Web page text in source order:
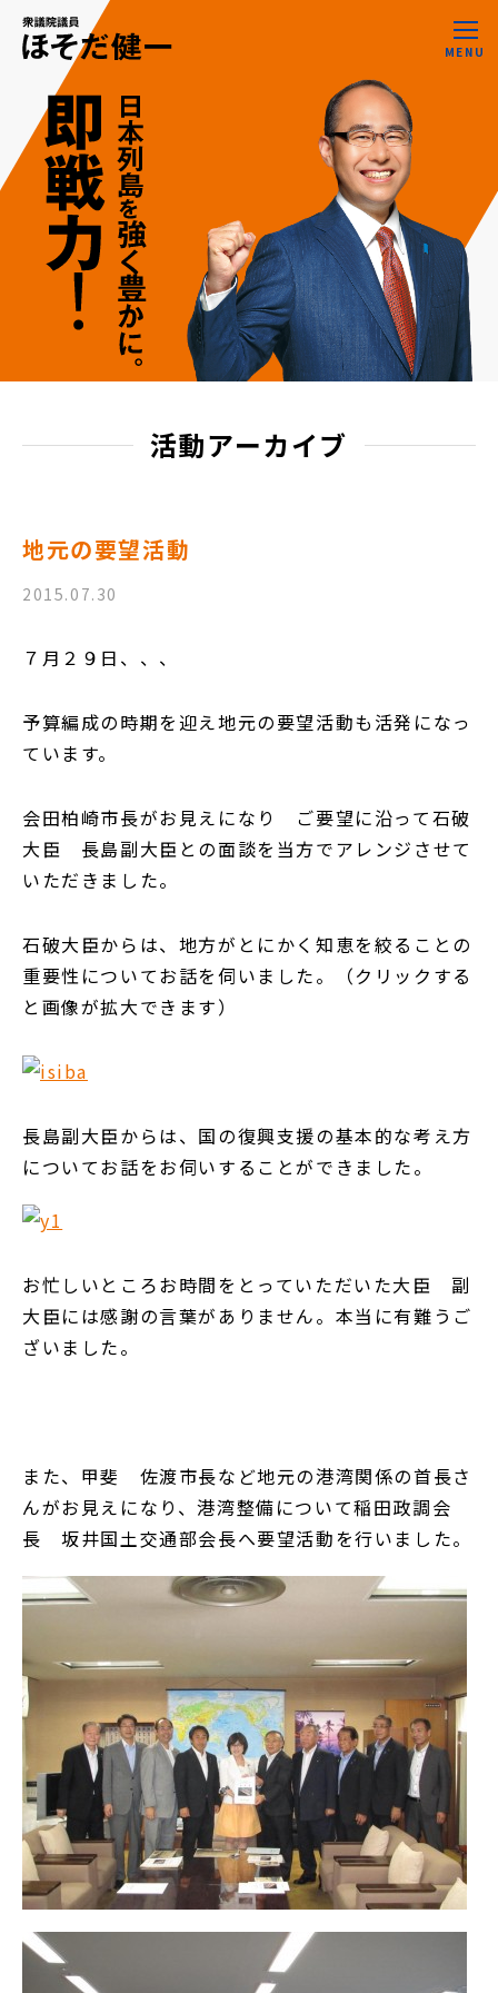
MENU
活動アーカイブ
地元の要望活動
2015.07.30
７月２９日、、、
予算編成の時期を迎え地元の要望活動も活発になっ
ています。
会田柏崎市長がお見えになり ご要望に沿って石破
大臣 長島副大臣との面談を当方でアレンジさせて
いただきました。
石破大臣からは、地方がとにかく知恵を絞ることの
重要性についてお話を伺いました。（クリックする
と画像が拡大できます）
長島副大臣からは、国の復興支援の基本的な考え方
についてお話をお伺いすることができました。
お忙しいところお時間をとっていただいた大臣 副
大臣には感謝の言葉がありません。本当に有難うご
ざいました。
また、甲斐 佐渡市長など地元の港湾関係の首長さ
んがお見えになり、港湾整備について稲田政調会
長 坂井国土交通部会長へ要望活動を行いました。